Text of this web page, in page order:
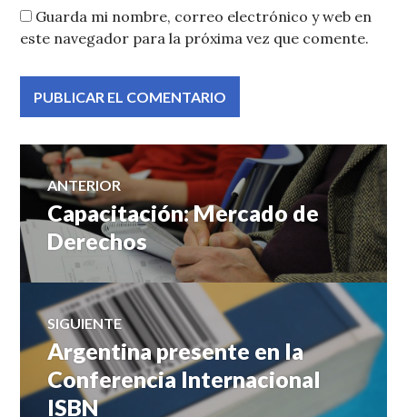
Guarda mi nombre, correo electrónico y web en
este navegador para la próxima vez que comente.
Navegación
de
entradas
ANTERIOR
Entrada
anterior:
Capacitación: Mercado de
Derechos
SIGUIENTE
Entrada
siguiente:
Argentina presente en la
Conferencia Internacional
ISBN